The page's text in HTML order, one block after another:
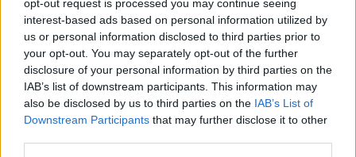
opt-out request is processed you may continue seeing
interest-based ads based on personal information utilized by
us or personal information disclosed to third parties prior to
your opt-out. You may separately opt-out of the further
disclosure of your personal information by third parties on the
IAB’s list of downstream participants. This information may
also be disclosed by us to third parties on the IAB’s List of
Downstream Participants that may further disclose it to other
Νόμπελ, μετά τους Σεφέρη και Ελύτη - Η
«φωτογράφιση» της Μαύρης Τρύπας, το «Event
Horizon Telescope» και οι μαθηματικές υποθέσεις των
θεωρητικών φυσικών